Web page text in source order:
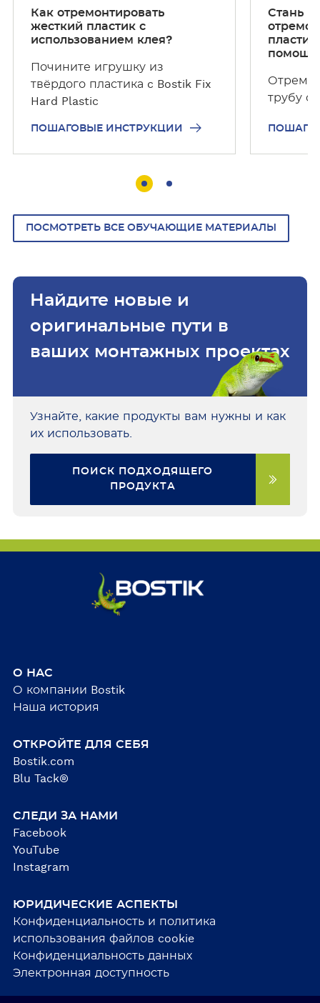
и
Как отремонтировать
жесткий пластик с
использованием клея?
Почините игрушку из
твёрдого пластика c Bostik Fix
Hard Plastic
ПОШАГОВЫЕ ИНСТРУКЦИИ
и
Стань
трубу с
ПОСМОТРЕТЬ ВСЕ ОБУЧАЮЩИЕ МАТЕРИАЛЫ
Найдите новые и
оригинальные пути в
ваших монтажных проектах
Узнайте, какие продукты вам нужны и как
их использовать.
ПОИСК ПОДХОДЯЩЕГО
ПРОДУКТА
О НАС
О компании Bostik
Наша история
ОТКРОЙТЕ ДЛЯ СЕБЯ
Bostik.com
Blu Tack®
СЛЕДИ ЗА НАМИ
Facebook
YouTube
Instagram
ЮРИДИЧЕСКИЕ АСПЕКТЫ
Конфиденциальность и политика
использования файлов cookie
Конфиденциальность данных
Электронная доступность